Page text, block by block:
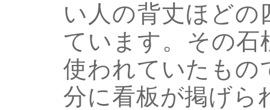
い人の背丈ほどの
ています。その石
使われていたもの
分に看板が掲げら